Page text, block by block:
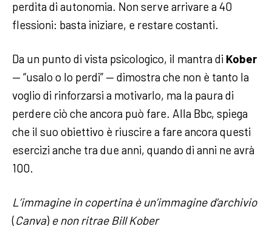
perdita di autonomia. Non serve arrivare a 40
flessioni: basta iniziare, e restare costanti.
Da un punto di vista psicologico, il mantra di Kober
— “usalo o lo perdi” — dimostra che non è tanto la
voglio di rinforzarsi a motivarlo, ma la paura di
perdere ciò che ancora può fare. Alla Bbc, spiega
che il suo obiettivo è riuscire a fare ancora questi
esercizi anche tra due anni, quando di anni ne avrà
100.
L’immagine in copertina è un’immagine d’archivio
(Canva) e non ritrae Bill Kober